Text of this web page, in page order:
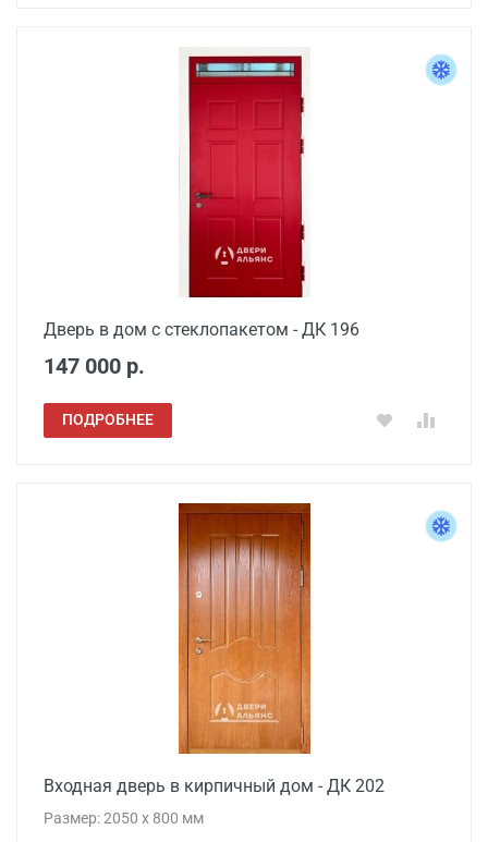
Дверь в дом с стеклопакетом - ДК 196
147 000 р.
ПОДРОБНЕЕ
Входная дверь в кирпичный дом - ДК 202
Размер: 2050 x 800 мм